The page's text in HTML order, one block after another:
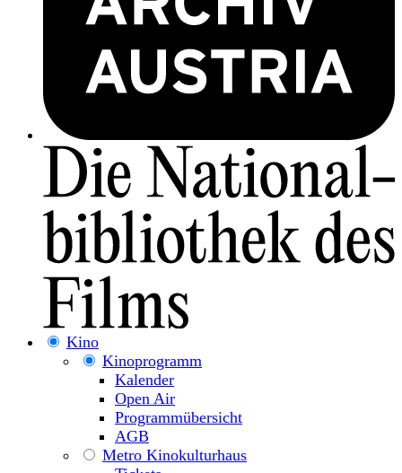
Kino
Kinoprogramm
Kalender
Open Air
Programmübersicht
AGB
Metro Kinokulturhaus